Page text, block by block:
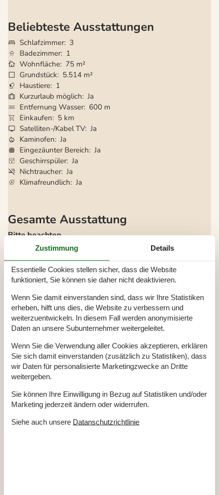
Beliebteste Ausstattungen
Schlafzimmer 3
Badezimmer 1
Wohnfläche 75 m²
Grundstück
5.514 m²
Haustiere 1
Kurzurlaub möglich Ja
Entfernung Wasser 600 m
Einkaufen
5 km
Satelliten-/Kabel TV Ja
Kaminofen Ja
Eingezäunter Bereich Ja
Geschirrspüler Ja
Nichtraucher Ja
Klimafreundlich Ja
Gesamte Ausstattung
Bitte beachten
Keine Arbeiter auf Anfrage
Keine Jugendgruppen auf Anfrage
Rauchen ist verboten
Draußen
Einlass 600 m
Geschäft 5 km
Größe des Grundstücks 5514 m²
Parkplatz beim Haus
See 300 m
Wald / Plantage
Überdachte Terrasse
Einrichtung
Anzahl der Kinder 4-11 Jahre
Anzahl Erwachsene inkl. 4-11 Jahre
Baujahr 1980
Bebaute Fläche 75 m²
Gefrierkapazität (Anzahl Liter) 40
Zustimmung Details
Essentielle Cookies stellen sicher, dass die Website
funktioniert, Sie können sie daher nicht deaktivieren.
Wenn Sie damit einverstanden sind, dass wir Ihre Statistiken
erheben, hilft uns dies, die Website zu verbessern und
weiterzuentwickeln. In diesem Fall werden anonymisierte
Daten an unsere Subunternehmer weitergeleitet.
Wenn Sie die Verwendung aller Cookies akzeptieren, erklären
Sie sich damit einverstanden (zusätzlich zu Statistiken), dass
wir Daten für personalisierte Marketingzwecke an Dritte
weitergeben.
Sie können Ihre Einwilligung in Bezug auf Statistiken und/oder
Marketing jederzeit ändern oder widerrufen.
Siehe auch unsere Datanschutzrichtlinie